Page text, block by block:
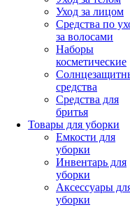
Уход за лицом
Средства по
за волосами
Наборы
косметические
средства
Средства для
бритья
Товары для уборки
Емкости для
уборки
Инвентарь для
уборки
Аксессуары
уборки